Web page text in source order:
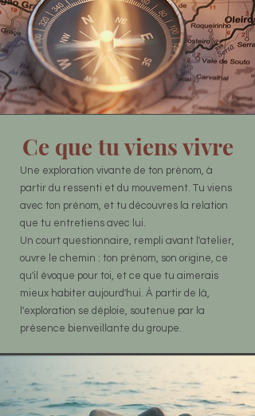
Ce que tu viens vivre
Une exploration vivante de ton prénom, à
partir du ressenti et du mouvement. Tu viens
avec ton prénom, et tu découvres la relation
que tu entretiens avec lui.
Un court questionnaire, rempli avant l'atelier,
ouvre le chemin : ton prénom, son origine, ce
qu'il évoque pour toi, et ce que tu aimerais
mieux habiter aujourd'hui. À partir de là,
l'exploration se déploie, soutenue par la
présence bienveillante du groupe.